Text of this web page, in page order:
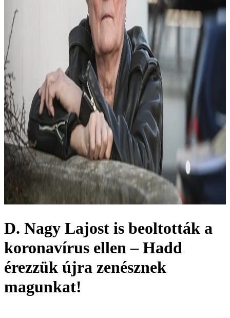
D. Nagy Lajost is beoltották a
koronavírus ellen – Hadd
érezzük újra zenésznek
magunkat!